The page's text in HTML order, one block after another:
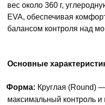
вес около 360 г,
EVA, обеспечивая
балансом контроля над
Основные
Форма: Круглая (Round)
максимальный контроль